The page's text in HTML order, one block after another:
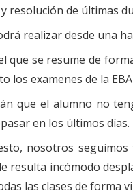
resolución de últimas
realizar desde una
que se resume de
los examenes de la
que el alumno no
en los últimos días.
nosotros
resulta incómodo
las clases de forma